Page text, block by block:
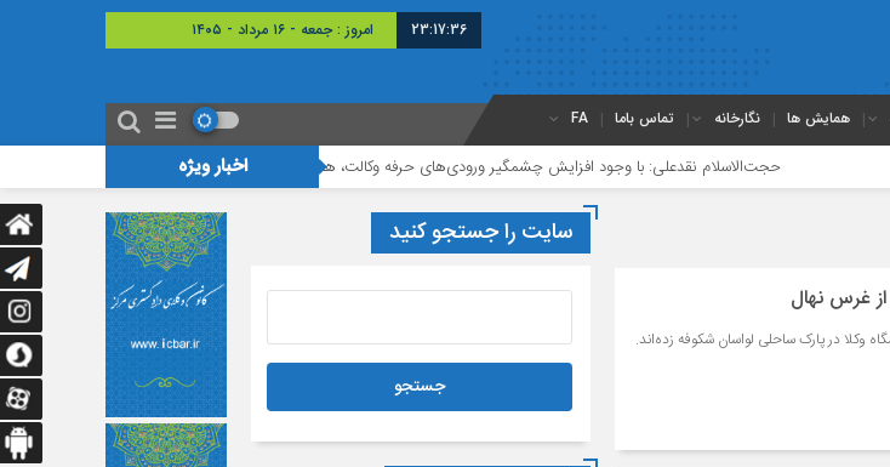
23:17:37 امروز : جمعه - ۱۶ مرداد - ۱۴۰۵
همایش ها نگارخانه تماس باما FA
اخبار ویژه
حجت‌الاسلام نقدعلی: با وجود افزایش چشمگیر ورودی‌های حرفه وکالت، هدف طراحان قانون تسهیل محقق نشده است
سایت را جستجو کنید